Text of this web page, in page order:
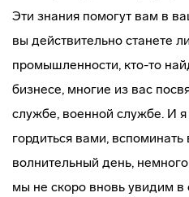
Эти знания помогут вам в
вы действительно станете
промышленности, кто-то
бизнесе, многие из вас
службе, военной службе. И
гордиться вами,
волнительный день,
мы не скоро вновь увидим в